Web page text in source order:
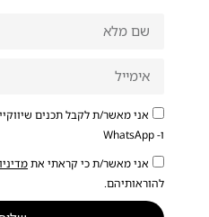
אני מאשר/ת לקבל תכנים
ו- WhatsApp
אני מאשר/ת כי קראתי את
להוראותיהם.